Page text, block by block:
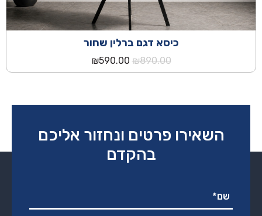
כיסא דגם ברלין שחור
₪890.00
המחיר
המקורי
₪590.00
הנוכחי
השאירו פרטים ונחזור אליכם
בהקדם